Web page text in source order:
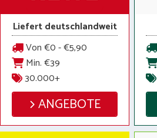
Liefert deutschlandweit
Von €0 - €5,90
Min. €39
30.000+
ANGEBOTE